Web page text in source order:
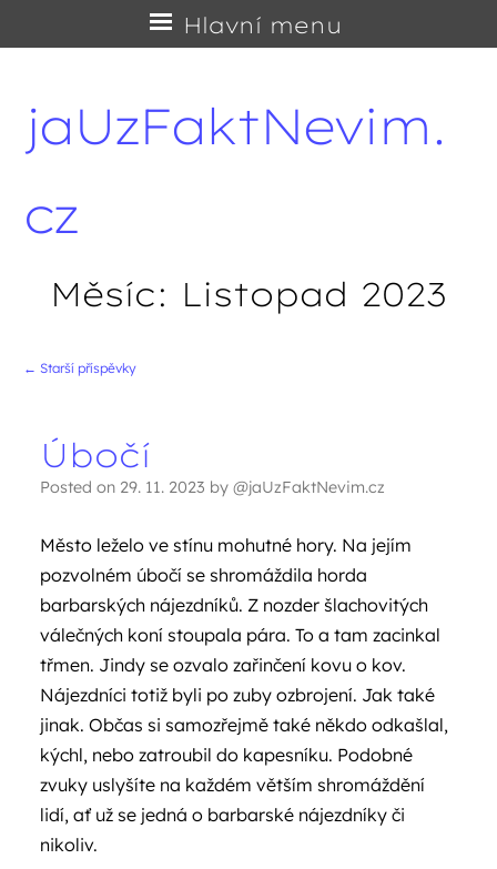
jaUzFaktNevim.
cz
Hlavní menu
na
Měsíc: Listopad 2023
← Starší příspěvky
Úbočí
Posted on 29. 11. 2023 by @jaUzFaktNevim.cz
Město leželo ve stínu mohutné hory. Na jejím
pozvolném úbočí se shromáždila horda
barbarských nájezdníků. Z nozder šlachovitých
válečných koní stoupala pára. To a tam zacinkal
třmen. Jindy se ozvalo zařinčení kovu o kov.
Nájezdníci totiž byli po zuby ozbrojení. Jak také
jinak. Občas si samozřejmě také někdo odkašlal,
kýchl, nebo zatroubil do kapesníku. Podobné
zvuky uslyšíte na každém větším shromáždění
lidí, ať už se jedná o barbarské nájezdníky či
nikoliv.